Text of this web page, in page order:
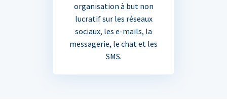
organisation à but non
lucratif sur les réseaux
sociaux, les e-mails, la
messagerie, le chat et les
SMS.